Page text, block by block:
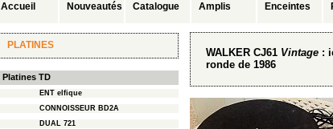
Accueil Nouveautés Catalogue Amplis Enceintes
PLATINES
Platines TD
ENT elfique
CONNOISSEUR BD2A
DUAL 721
WALKER CJ61 Vintage :
ronde de 1986